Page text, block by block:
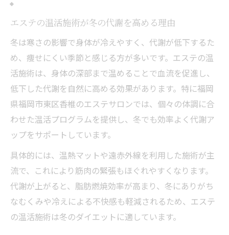
エステの温活施術が冬の代謝を高める理由
冬は寒さの影響で身体が冷えやすく、代謝が低下するた
め、痩せにくい季節と感じる方が多いです。エステの温
活施術は、身体の深部まで温めることで血流を促進し、
低下した代謝を自然に高める効果があります。特に福岡
県福岡市東区香椎のエステサロンでは、個々の体調に合
わせた温活プログラムを提供し、冬でも効率よく代謝ア
ップをサポートしています。
具体的には、温熱マットや遠赤外線を利用した施術が主
流で、これにより筋肉の緊張もほぐれやすくなります。
代謝が上がると、脂肪燃焼効率が高まり、冬にありがち
なむくみや冷えによる不快感も軽減されるため、エステ
の温活施術は冬のダイエットに適しています。